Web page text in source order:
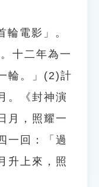
電影」。
十二年為一
輪。」(2)計
。《封神演
月，照耀一
一回：「過
升上來，照